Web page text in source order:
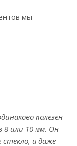
мы
полезен
8 или 10 мм. Он
стекло, и даже